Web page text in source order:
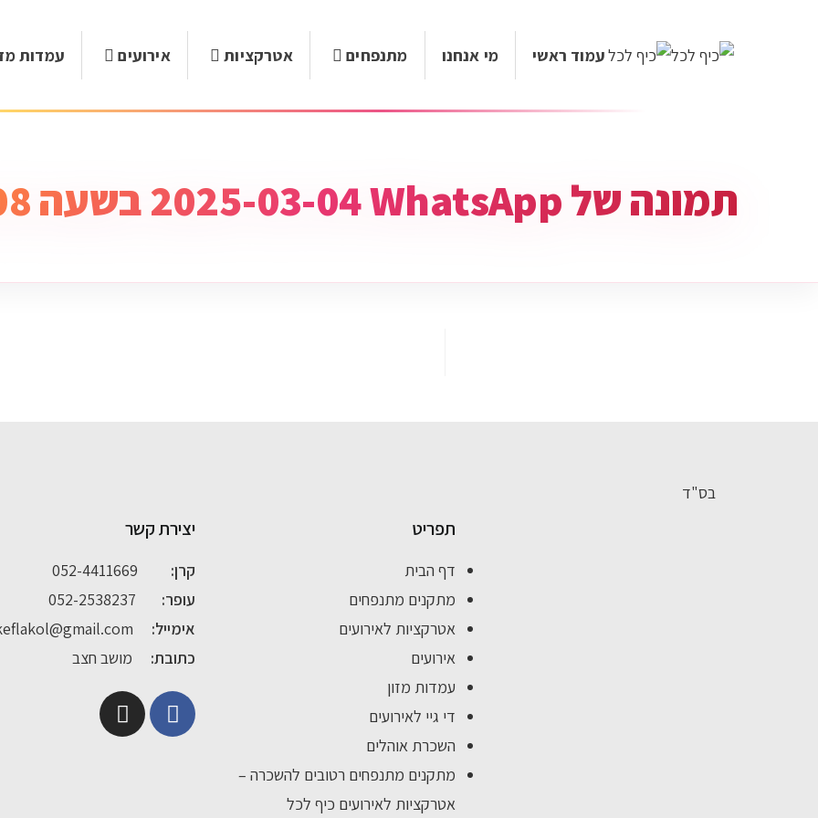
עמוד ראשי מי אנחנו מתנפחים אטרקציות אירועים עמדות
תמונה של WhatsApp‏ 2025-03-04 בשעה 09.03.08_59a4f3b9
בס"ד
תפריט
דף הבית
מתקנים מתנפחים
אטרקציות לאירועים
אירועים
עמדות מזון
די גיי לאירועים
השכרת אוהלים
מתקנים מתנפחים רטובים להשכרה –
אטרקציות לאירועים כיף לכל
יצירת קשר
קרן:
052-4411669
עופר:
052-2538237
אימייל:
כתובת: מושב חצב